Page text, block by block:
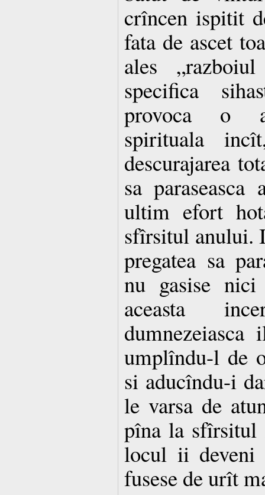
crîncen ispitit
fata de ascet
ales
specifica
provoca o
spirituala
descurajarea
sa
ultim efort
sfîrsitul anului.
pregatea sa
nu gasise
aceasta
dumnezeiasca
umplîndu-l de
si aducîndu-i
le varsa de
pîna la sfîrsitul
locul ii
fusese de urît